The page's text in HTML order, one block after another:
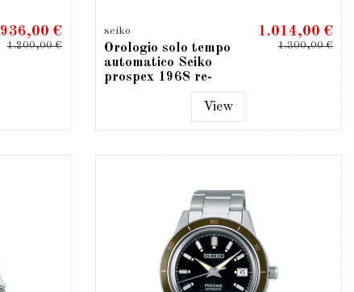
936,00 €
1.200,00 €
seiko
Orologio solo tempo
automatico Seiko
prospex 1968 re-
interpretation...
1.014,00 €
1.300,00 €
View